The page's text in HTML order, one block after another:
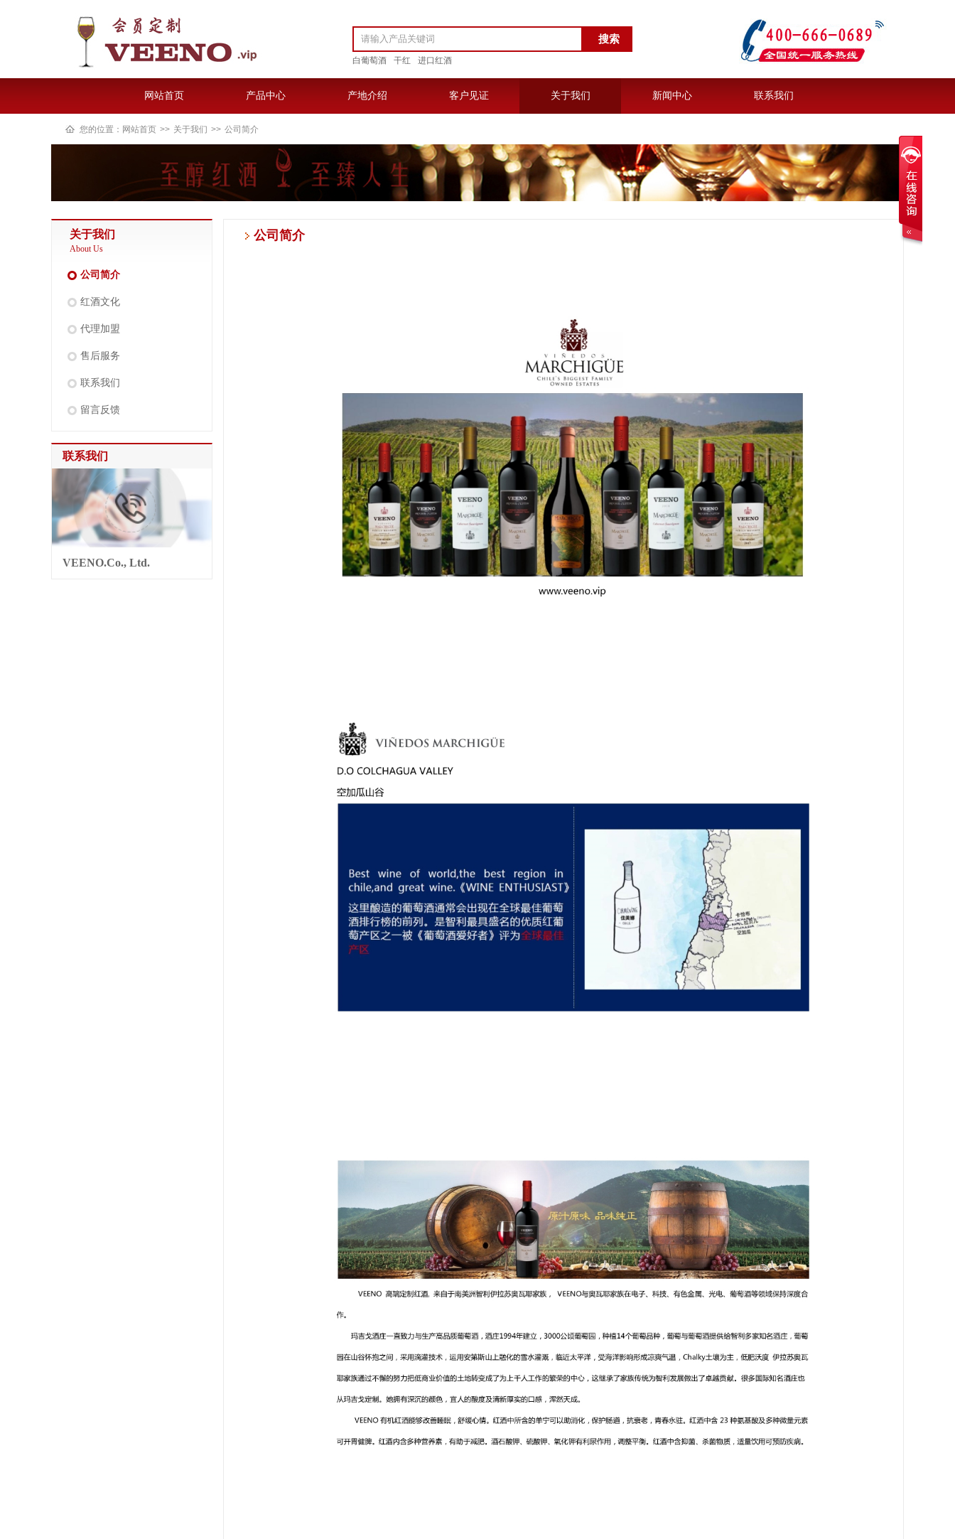
白葡萄酒 干红 进口红酒
网站首页 产品中心 产地介绍 客户见证 关于我们 新闻中心 联系我们
您的位置： 网站首页 >> 关于我们 >> 公司简介
关于我们
About Us
公司简介
红酒文化
代理加盟
售后服务
联系我们
留言反馈
联系我们
VEENO.Co., Ltd.
公司简介